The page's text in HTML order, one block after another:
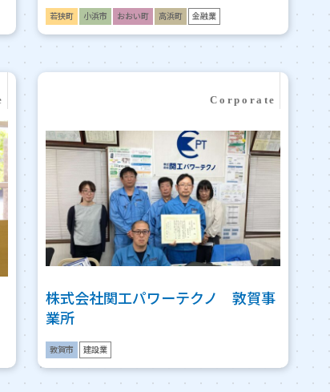
若狭町 小浜市 おおい町 高浜町 金融業
株式会社関工パワーテクノ 敦賀事
業所
敦賀市 建設業